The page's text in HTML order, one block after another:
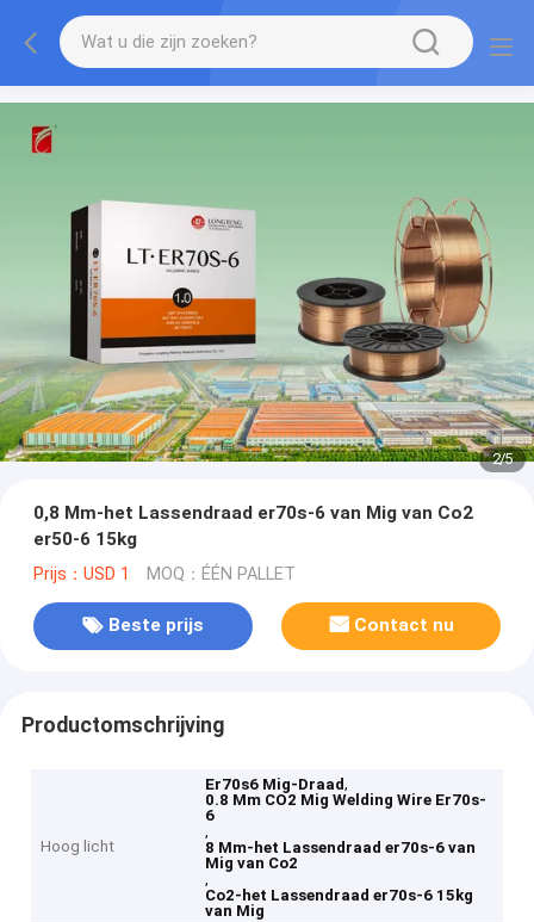
2/5
0,8 Mm-het Lassendraad er70s-6 van Mig van Co2
er50-6 15kg
Prijs：USD 1 MOQ：ÉÉN PALLET
Beste prijs Contact nu
Productomschrijving
Hoog licht
Er70s6 Mig-Draad,
0.8 Mm CO2 Mig Welding Wire Er70s-
6
,
8 Mm-het Lassendraad er70s-6 van
Mig van Co2
,
Co2-het Lassendraad er70s-6 15kg
van Mig